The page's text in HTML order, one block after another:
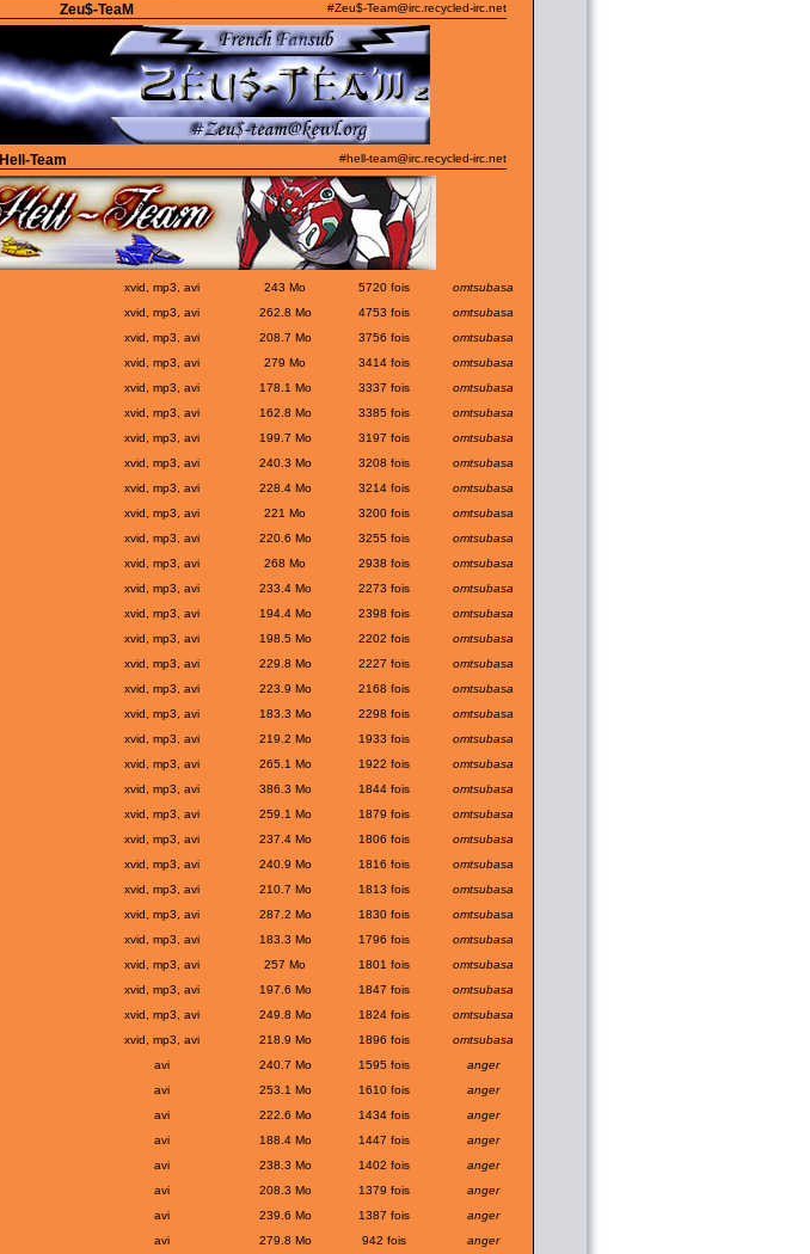
Zeu$-TeaM #Zeu$-Team@irc.recycled-irc.net
Hell-Team #hell-team@irc.recycled-irc.net
xvid, mp3, avi 243 Mo 5720 fois omtsubasa
xvid, mp3, avi 262.8 Mo 4753 fois omtsubasa
xvid, mp3, avi 208.7 Mo 3756 fois omtsubasa
xvid, mp3, avi 279 Mo 3414 fois omtsubasa
xvid, mp3, avi 178.1 Mo 3337 fois omtsubasa
xvid, mp3, avi 162.8 Mo 3385 fois omtsubasa
xvid, mp3, avi 199.7 Mo 3197 fois omtsubasa
xvid, mp3, avi 240.3 Mo 3208 fois omtsubasa
xvid, mp3, avi 228.4 Mo 3214 fois omtsubasa
xvid, mp3, avi 221 Mo 3200 fois omtsubasa
xvid, mp3, avi 220.6 Mo 3255 fois omtsubasa
xvid, mp3, avi 268 Mo 2938 fois omtsubasa
xvid, mp3, avi 233.4 Mo 2273 fois omtsubasa
xvid, mp3, avi 194.4 Mo 2398 fois omtsubasa
xvid, mp3, avi 198.5 Mo 2202 fois omtsubasa
xvid, mp3, avi 229.8 Mo 2227 fois omtsubasa
xvid, mp3, avi 223.9 Mo 2168 fois omtsubasa
xvid, mp3, avi 183.3 Mo 2298 fois omtsubasa
xvid, mp3, avi 219.2 Mo 1933 fois omtsubasa
xvid, mp3, avi 265.1 Mo 1922 fois omtsubasa
xvid, mp3, avi 386.3 Mo 1844 fois omtsubasa
xvid, mp3, avi 259.1 Mo 1879 fois omtsubasa
xvid, mp3, avi 237.4 Mo 1806 fois omtsubasa
xvid, mp3, avi 240.9 Mo 1816 fois omtsubasa
xvid, mp3, avi 210.7 Mo 1813 fois omtsubasa
xvid, mp3, avi 287.2 Mo 1830 fois omtsubasa
xvid, mp3, avi 183.3 Mo 1796 fois omtsubasa
xvid, mp3, avi 257 Mo 1801 fois omtsubasa
xvid, mp3, avi 197.6 Mo 1847 fois omtsubasa
xvid, mp3, avi 249.8 Mo 1824 fois omtsubasa
xvid, mp3, avi 218.9 Mo 1896 fois omtsubasa
avi 240.7 Mo 1595 fois anger
avi 253.1 Mo 1610 fois anger
avi 222.6 Mo 1434 fois anger
avi 188.4 Mo 1447 fois anger
avi 238.3 Mo 1402 fois anger
avi 208.3 Mo 1379 fois anger
avi 239.6 Mo 1387 fois anger
avi 279.8 Mo 942 fois anger